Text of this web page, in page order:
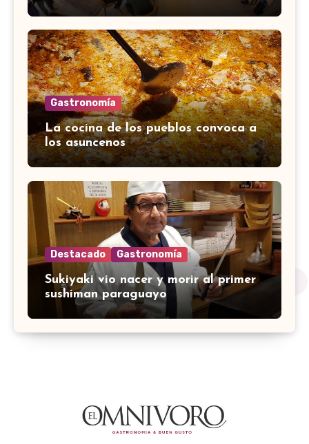
Gastronomía
La cocina de los pueblos convoca a
los asuncenos
Destacado Gastronomía
Sukiyaki vio nacer y morir al primer
sushiman paraguayo